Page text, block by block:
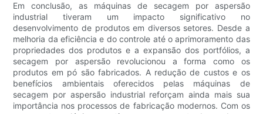
Em conclusão, as máquinas de secagem por aspersão
industrial tiveram um impacto significativo no
desenvolvimento de produtos em diversos setores. Desde a
melhoria da eficiência e do controle até o aprimoramento das
propriedades dos produtos e a expansão dos portfólios, a
secagem por aspersão revolucionou a forma como os
produtos em pó são fabricados. A redução de custos e os
benefícios ambientais oferecidos pelas máquinas de
secagem por aspersão industrial reforçam ainda mais sua
importância nos processos de fabricação modernos. Com os